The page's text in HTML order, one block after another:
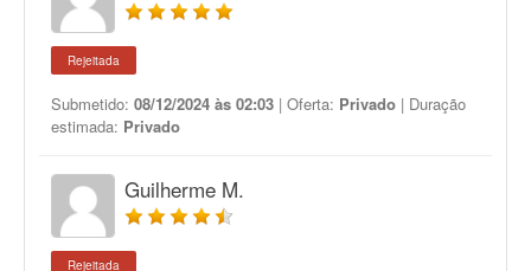
Rejeitada
Submetido: 08/12/2024 às 02:03 | Oferta: Privado | Duração
estimada: Privado
Guilherme M.
Rejeitada